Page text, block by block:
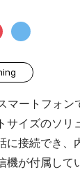
ートフォン
サイズのソリ
に接続でき、
機が付属して